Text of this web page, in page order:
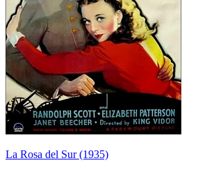
La Rosa del Sur (1935)